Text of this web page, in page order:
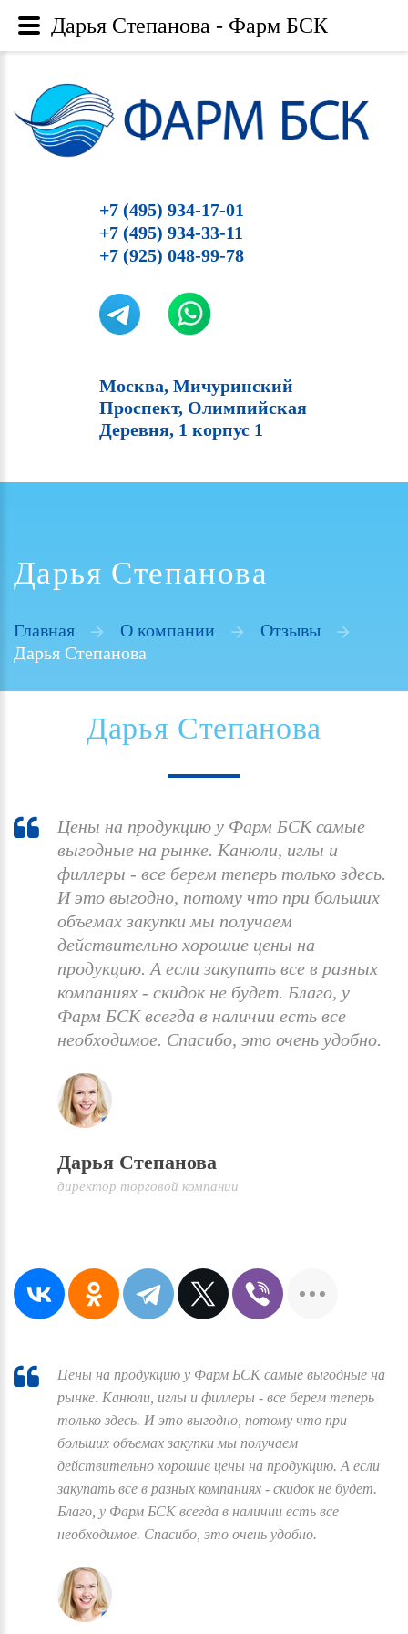
+7 (495) 934-17-01
+7 (495) 934-33-11
+7 (925) 048-99-78
Москва, Мичуринский
Проспект, Олимпийская
Деревня, 1 корпус 1
Дарья Степанова
Главная О компании
Отзывы
Дарья Степанова
Дарья Степанова
Цены на продукцию у Фарм БСК самые
выгодные на рынке. Канюли, иглы и
филлеры - все берем теперь только здесь.
И это выгодно, потому что при больших
объемах закупки мы получаем
действительно хорошие цены на
продукцию. А если закупать все в разных
компаниях - скидок не будет. Благо, у
Фарм БСК всегда в наличии есть все
необходимое. Спасибо, это очень удобно.
Дарья Степанова
директор торговой компании
Цены на продукцию у Фарм БСК самые выгодные на
рынке. Канюли, иглы и филлеры - все берем теперь
только здесь. И это выгодно, потому что при
больших объемах закупки мы получаем
действительно хорошие цены на продукцию. А если
закупать все в разных компаниях - скидок не будет.
Благо, у Фарм БСК всегда в наличии есть все
необходимое. Спасибо, это очень удобно.
Дарья Степанова - Фарм БСК